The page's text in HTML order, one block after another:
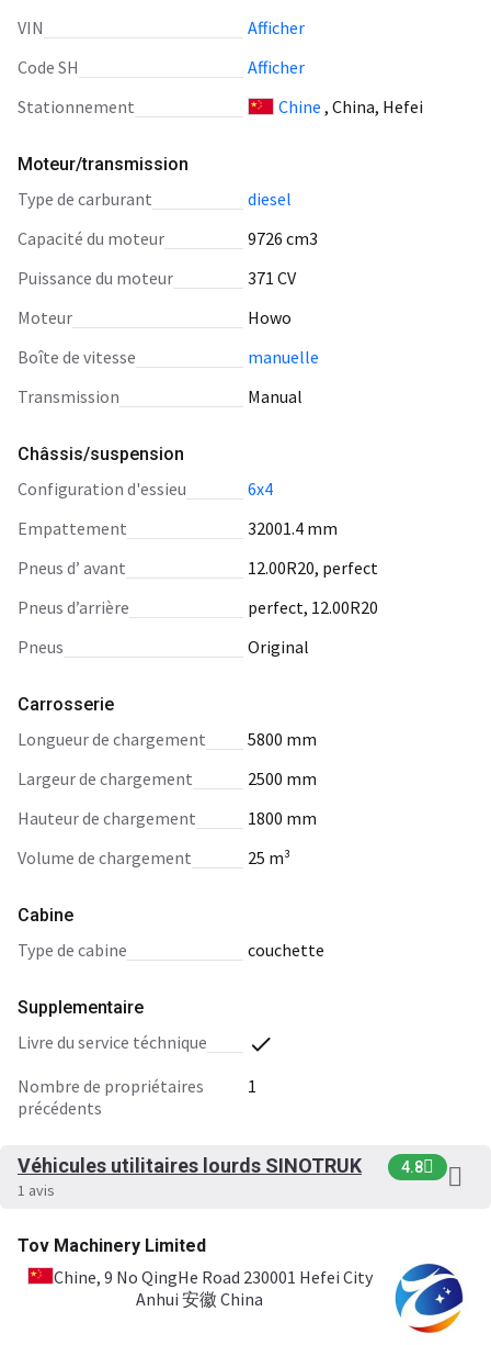
VIN
Afficher
Code SH
Afficher
Stationnement
Chine , China, Hefei
Moteur/transmission
type de carburant
diesel
capacité du moteur
9726 cm3
puissance du moteur
371 CV
moteur
Howo
boîte de vitesse
manuelle
transmission
Manual
Châssis/suspension
configuration d'essieu
6x4
empattement
32001.4 mm
pneus d’ avant
12.00R20, perfect
pneus d’arrière
perfect, 12.00R20
pneus
Original
Carrosserie
longueur de chargement
5800 mm
largeur de chargement
2500 mm
hauteur de chargement
1800 mm
volume de chargement
25 m³
Cabine
type de cabine couchette
Supplementaire
livre du service téchnique
nombre de propriétaires
précédents
1
Véhicules utilitaires lourds SINOTRUK 4.8
1 avis
Tov Machinery Limited
Chine, 9 No QingHe Road 230001 Hefei City
Anhui 安徽 China